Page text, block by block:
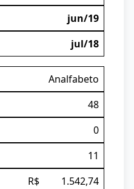
jun/19
jul/18
Analfabeto
48
0
11
R$ 1.542,74